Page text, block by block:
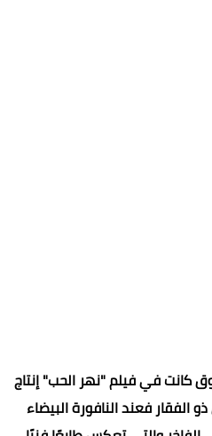
كانت في فيلم "نهر الحب" إنتاج
ذو الفقار فعند النافورة البيضاء